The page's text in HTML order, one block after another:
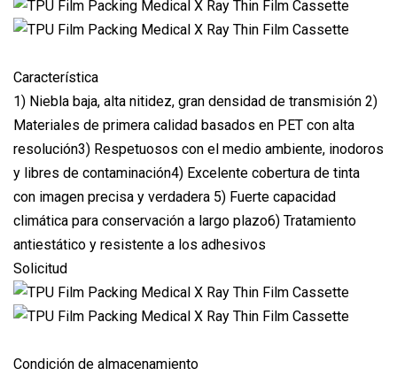
Característica
1) Niebla baja, alta nitidez, gran densidad de transmisión 2)
Materiales de primera calidad basados ​​en PET con alta
resolución3) Respetuosos con el medio ambiente, inodoros
y libres de contaminación4) Excelente cobertura de tinta
con imagen precisa y verdadera 5) Fuerte capacidad
climática para conservación a largo plazo6) Tratamiento
antiestático y resistente a los adhesivos
Solicitud
Condición de almacenamiento